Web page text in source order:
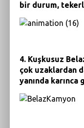
bir durum,
4. Kuşkusuz
çok uzaklardan
yanında karınca